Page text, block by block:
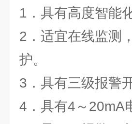
1．具有高度智能
2．适宜在线监测
护。
3．具有三级报警
4．具有4～20mA